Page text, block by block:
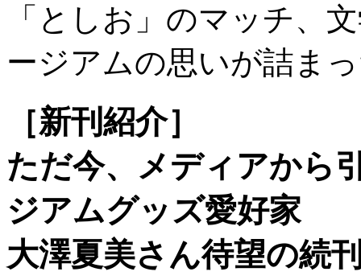
「としお」のマッチ、
ージアムの思いが詰ま
［新刊紹介］
ただ今、メディアから
ジアムグッズ愛好家
大澤夏美さん待望の続